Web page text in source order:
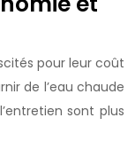
pour leur coût
de l’eau chaude
sont plus